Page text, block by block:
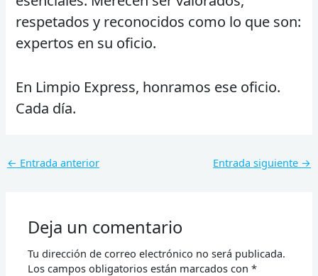
respetados y reconocidos como lo que son:
expertos en su oficio.
En Limpio Express, honramos ese oficio.
Cada día.
← Entrada anterior Entrada siguiente →
Deja un comentario
Tu dirección de correo electrónico no será publicada.
Los campos obligatorios están marcados con*